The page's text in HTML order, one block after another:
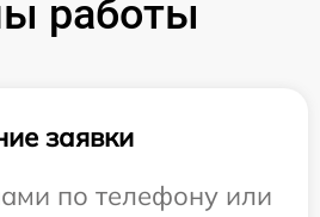
работы
заявки
по телефону или